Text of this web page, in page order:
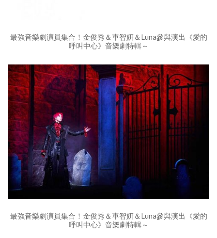
最強音樂劇演員集合！金俊秀＆車智妍＆Luna參與演出《愛的
呼叫中心》音樂劇特輯～
最強音樂劇演員集合！金俊秀＆車智妍＆Luna參與演出《愛的
呼叫中心》音樂劇特輯～